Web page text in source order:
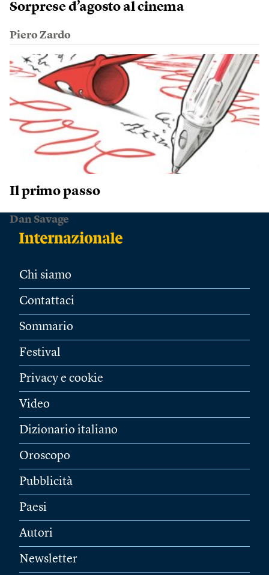
Sorprese d’agosto al cinema
Piero Zardo
Il primo passo
Dan Savage
Chi siamo
Contattaci
Sommario
Festival
Privacy e cookie
Video
Dizionario italiano
Oroscopo
Pubblicità
Paesi
Autori
Newsletter